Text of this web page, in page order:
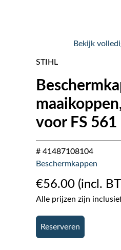
Bekijk
STIHL
voor FS 561
# 41487108104
Beschermkappen
€56.00
Alle prijzen zijn
Reserveren